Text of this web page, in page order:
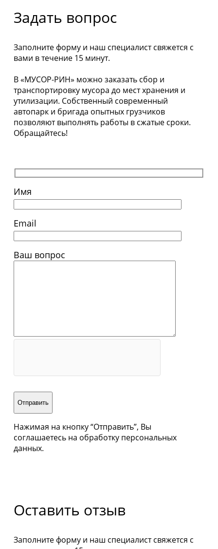
Имя
Email
Ваш вопрос
Отправить
Нажимая на кнопку “Отправить”, Вы
соглашаетесь на обработку персональных
данных.
Задать вопрос
Заполните форму и наш специалист свяжется с
вами в течение 15 минут.
В «МУСОР-РИН» можно заказать сбор и
транспортировку мусора до мест хранения и
утилизации. Собственный современный
автопарк и бригада опытных грузчиков
позволяют выполнять работы в сжатые сроки.
Обращайтесь!
Оставить отзыв
Заполните форму и наш специалист свяжется с